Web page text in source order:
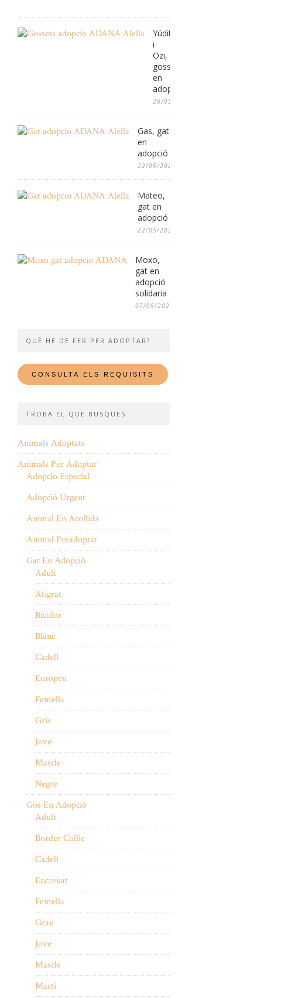
Yúdit
i
Ozi,
gossos
en
adopció
26/05/2026
Gas, gat
en
adopció
22/05/2026
Mateo,
gat en
adopció
22/05/2026
Moxo,
gat en
adopció
solidaria
07/05/2026
QUÈ HE DE FER PER ADOPTAR?
TROBA EL QUE BUSQUES
Animals Adoptats
Animals Per Adoptar
Adopcio Especial
Adopció Urgent
Animal En Acollida
Animal Preadoptat
Gat En Adopció
Adult
Atigrat
Bicolor
Blanc
Cadell
Europeu
Femella
Gris
Jove
Mascle
Negre
Gos En Adopció
Adult
Border Collie
Cadell
Encreuat
Femella
Gran
Jove
Mascle
Mastí